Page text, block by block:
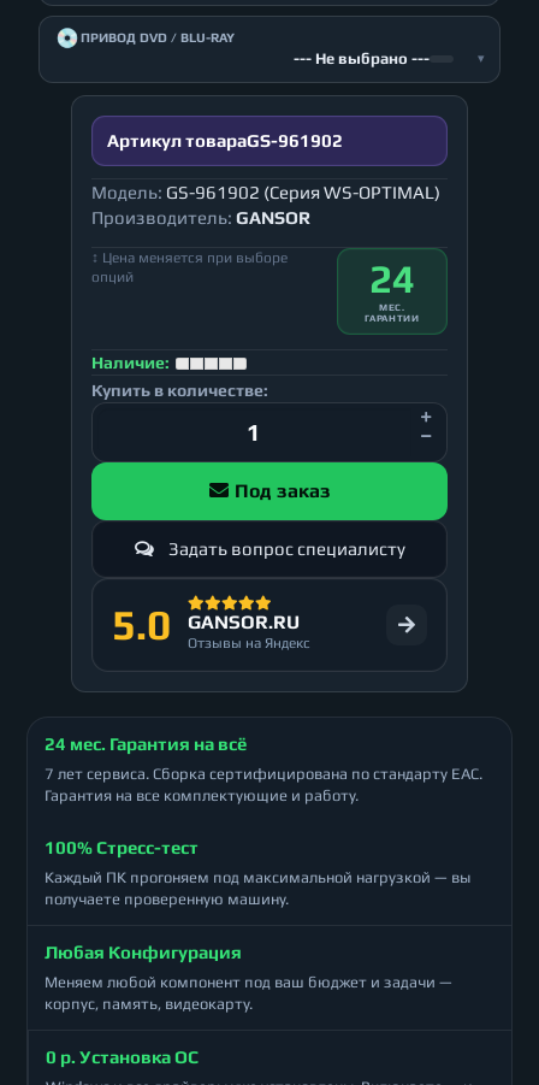
💿ПРИВОД DVD / BLU-RAY
--- Не выбрано --- ▾
Артикул товараGS-961902
Модель: GS-961902 (Серия WS-OPTIMAL)
Производитель: GANSOR
↕ Цена меняется при выборе
опций
24
МЕС.
ГАРАНТИИ
Наличие:
Купить в количестве:
Под заказ
Задать вопрос специалисту
5.0 GANSOR.RU
Отзывы на Яндекс
24 мес. Гарантия на всё
7 лет сервиса. Сборка сертифицирована по стандарту ЕАС.
Гарантия на все комплектующие и работу.
100% Стресс-тест
Каждый ПК прогоняем под максимальной нагрузкой — вы
получаете проверенную машину.
Любая Конфигурация
Меняем любой компонент под ваш бюджет и задачи —
корпус, память, видеокарту.
0 р. Установка ОС